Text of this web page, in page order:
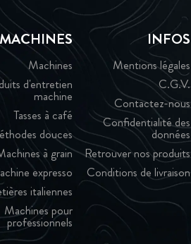
MACHINES
Machines
d'entretien
machine
Tasses à café
douces
à grain
expresso
italiennes
Machines pour
professionnels
INFOS
Mentions légales
C.G.V.
Contactez-nous
Confidentialité des
données
Retrouver nos produits
Conditions de livraison